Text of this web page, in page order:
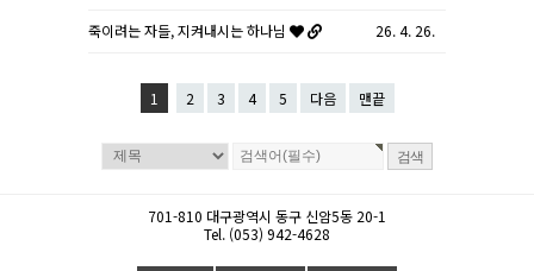
죽이려는 자들, 지켜내시는 하나님 26. 4. 26.
1 2 3 4 5 다음 맨끝
701-810 대구광역시 동구 신암5동 20-1
Tel. (053) 942-4628